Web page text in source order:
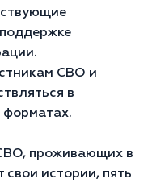
СВО и
в
форматах.
проживающих в
свои истории, пять